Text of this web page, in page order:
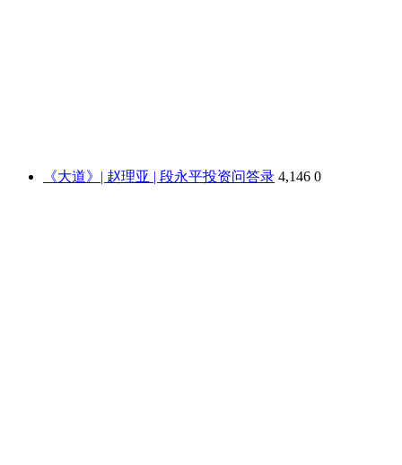
《大道》| 赵理亚 | 段永平投资问答录 4,146 0